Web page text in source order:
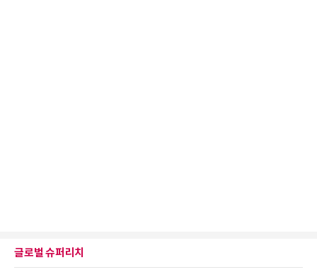
글로벌 슈퍼리치